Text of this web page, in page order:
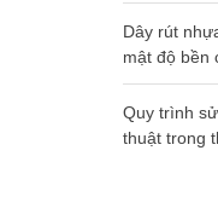
Dây rút
mật độ bền
Quy trình
thuật trong